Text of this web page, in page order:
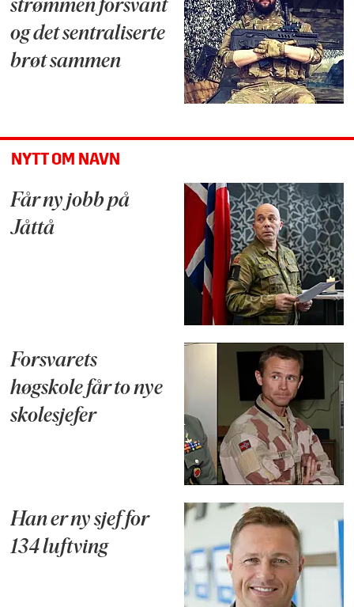
strømmen forsvant
og det sentraliserte
brøt sammen
NYTT OM NAVN
Får ny jobb på
Jåttå
Forsvarets
høgskole får to nye
skolesjefer
Han er ny sjef for
134 luftving